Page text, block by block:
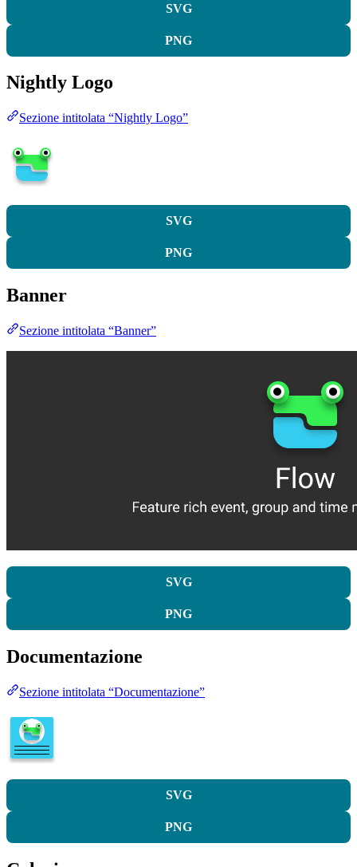
SVG
PNG
Nightly Logo
Sezione intitolata “Nightly Logo”
SVG
PNG
Banner
Sezione intitolata “Banner”
SVG
PNG
Documentazione
Sezione intitolata “Documentazione”
SVG
PNG